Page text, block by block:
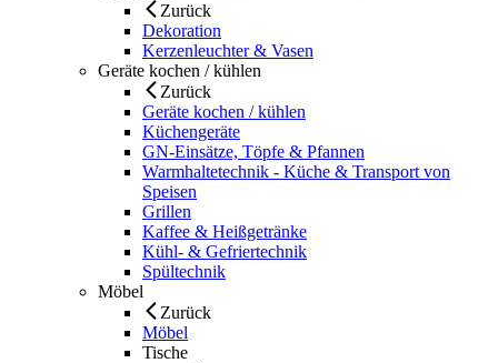
Zurück
Dekoration
Kerzenleuchter & Vasen
Geräte kochen / kühlen
Zurück
Geräte kochen / kühlen
Küchengeräte
GN-Einsätze, Töpfe & Pfannen
Warmhaltetechnik - Küche & Transport von
Speisen
Grillen
Kaffee & Heißgetränke
Kühl- & Gefriertechnik
Spültechnik
Möbel
Zurück
Möbel
Tische